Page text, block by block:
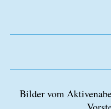
Bilder vom